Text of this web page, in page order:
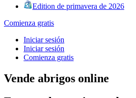
Edition de primavera de 2026
Comienza gratis
Iniciar sesión
Iniciar sesión
Comienza gratis
Vende abrigos online